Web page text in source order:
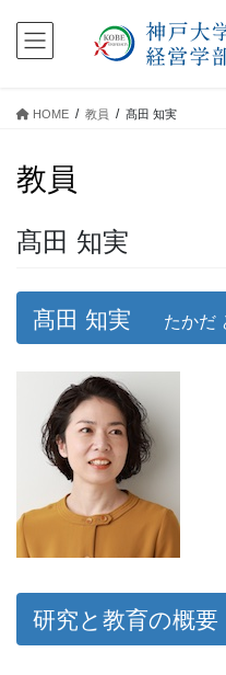
HOME 教員 髙田 知実
教員
髙田 知実
髙田 知実 たかだ
研究と教育の概要